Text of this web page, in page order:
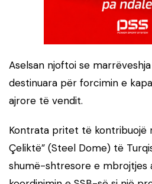
Aselsan njoftoi se
destinuara për forcimin e
ajrore të vendit.
Kontrata pritet të kontribuojë
Çeliktë” (Steel Dome) të
shumë-shtresore e mbrojtjes